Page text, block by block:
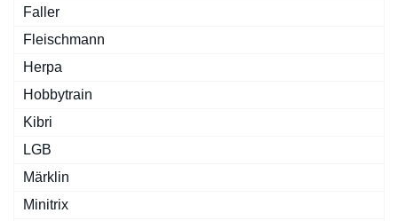
Faller
Fleischmann
Herpa
Hobbytrain
Kibri
LGB
Märklin
Minitrix